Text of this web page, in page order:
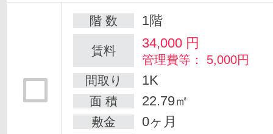
階 数 1階
賃料 34,000 円
管理費等： 5,000円
間取り
1K
面 積 22.79㎡
敷金 0ヶ月